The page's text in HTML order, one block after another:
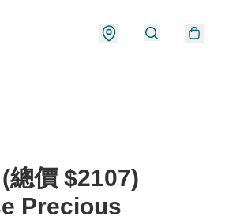
總價 $2107)
Precious